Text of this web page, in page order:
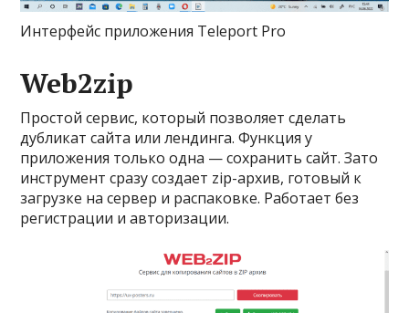
Интерфейс приложения Teleport Pro
Web2zip
Простой сервис, который позволяет сделать
дубликат сайта или лендинга. Функция у
приложения только одна — сохранить сайт. Зато
инструмент сразу создает zip-архив, готовый к
загрузке на сервер и распаковке. Работает без
регистрации и авторизации.